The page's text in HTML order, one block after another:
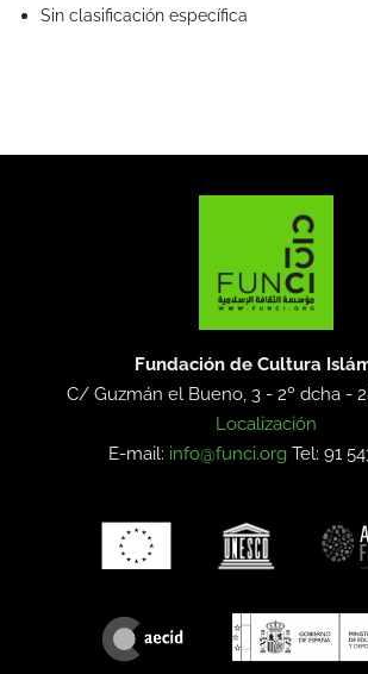
Sin clasificación específica
Fundación de Cultura
C/ Guzmán el Bueno, 3 - 2º dcha -
Localización
E-mail: info@funci.org Tel: 91